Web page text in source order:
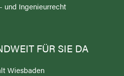
und Ingenieurrecht
FÜR SIE DA
Wiesbaden